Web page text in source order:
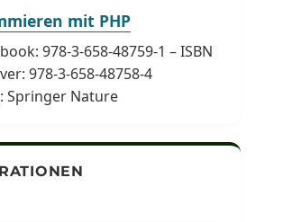
mit PHP
978-3-658-48759-1 – ISBN
978-3-658-48758-4
Springer Nature